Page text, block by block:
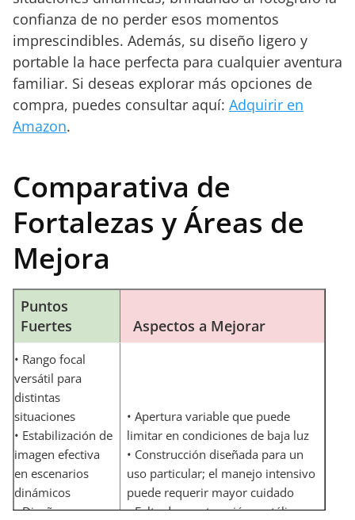
confianza de no perder esos momentos
imprescindibles. Además, su diseño ligero y
portable la hace perfecta para cualquier aventura
familiar. Si deseas explorar más opciones de
compra, puedes consultar aquí: Adquirir en
Amazon.
Comparativa de
Fortalezas y Áreas de
Mejora
Puntos
Fuertes
Aspectos a Mejorar
• Rango focal
versátil para
distintas
situaciones
• Estabilización de
imagen efectiva
en escenarios
dinámicos
• Diseño
• Apertura variable que puede
limitar en condiciones de baja luz
• Construcción diseñada para un
uso particular; el manejo intensivo
puede requerir mayor cuidado
• Falta de construcción metálica